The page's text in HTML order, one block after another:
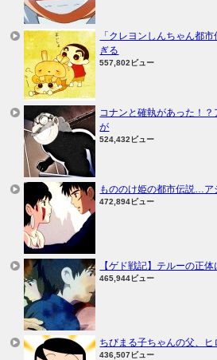
「クレヨンしんちゃん都
ぎる
557,802ビュー
コナンと確執があった！
が
524,432ビュー
もののけ姫の都市伝説…ア
472,894ビュー
【ゲド戦記】テルーの正
465,944ビュー
ちびまる子ちゃんの父、
436,507ビュー